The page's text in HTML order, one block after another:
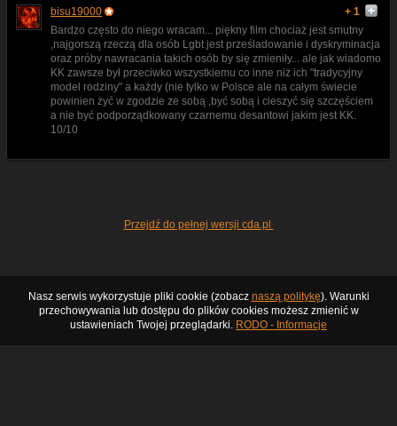
bisu19000
+ 1
Bardzo często do niego wracam... piękny film chociaż jest smutny
,najgorszą rzeczą dla osób Lgbt jest prześladowanie i dyskryminacja
oraz próby nawracania takich osób by się zmieniły... ale jak wiadomo
KK zawsze był przeciwko wszystkiemu co inne niż ich "tradycyjny
model rodziny" a każdy (nie tylko w Polsce ale na całym świecie
powinien żyć w zgodzie ze sobą ,być sobą i cieszyć się szczęściem
a nie być podporządkowany czarnemu desantowi jakim jest KK.
10/10
Przejdź do pełnej wersji cda.pl
Nasz serwis wykorzystuje pliki cookie (zobacz naszą politykę). Warunki
przechowywania lub dostępu do plików cookies możesz zmienić w
ustawieniach Twojej przeglądarki. RODO - Informacje